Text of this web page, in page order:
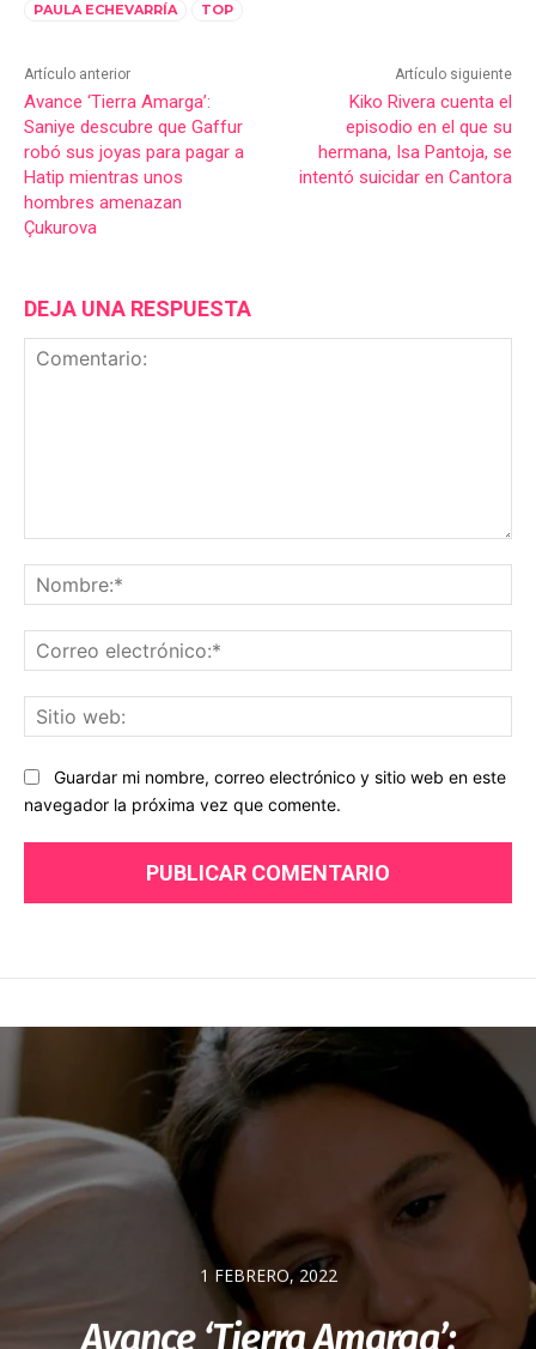
PAULA ECHEVARRÍA TOP
Artículo anterior
Avance ‘Tierra Amarga’:
Saniye descubre que Gaffur
robó sus joyas para pagar a
Hatip mientras unos
hombres amenazan
Çukurova
Artículo siguiente
Kiko Rivera cuenta el
episodio en el que su
hermana, Isa Pantoja, se
intentó suicidar en Cantora
DEJA UNA RESPUESTA
Guardar mi nombre, correo electrónico y sitio web en este
navegador la próxima vez que comente.